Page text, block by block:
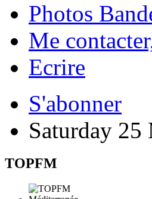
Photos
Me
Ecrire
S'abonner
Saturday 25
TOPFM